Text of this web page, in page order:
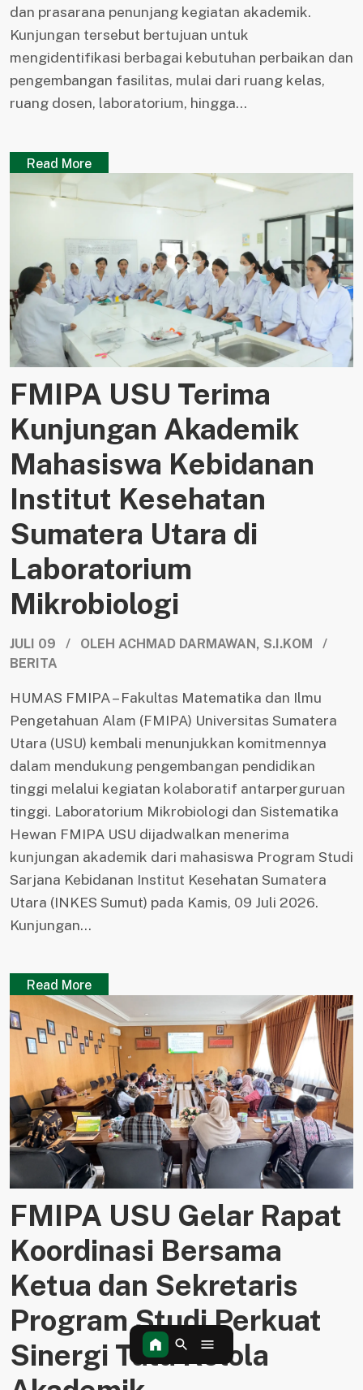
dan prasarana penunjang kegiatan akademik.
Kunjungan tersebut bertujuan untuk
mengidentifikasi berbagai kebutuhan perbaikan dan
pengembangan fasilitas, mulai dari ruang kelas,
ruang dosen, laboratorium, hingga...
Read More
FMIPA USU Terima
Kunjungan Akademik
Mahasiswa Kebidanan
Institut Kesehatan
Sumatera Utara di
Laboratorium
Mikrobiologi
JULI 09 / OLEH ACHMAD DARMAWAN, S.I.KOM /
BERITA
HUMAS FMIPA – Fakultas Matematika dan Ilmu
Pengetahuan Alam (FMIPA) Universitas Sumatera
Utara (USU) kembali menunjukkan komitmennya
dalam mendukung pengembangan pendidikan
tinggi melalui kegiatan kolaboratif antarperguruan
tinggi. Laboratorium Mikrobiologi dan Sistematika
Hewan FMIPA USU dijadwalkan menerima
kunjungan akademik dari mahasiswa Program Studi
Sarjana Kebidanan Institut Kesehatan Sumatera
Utara (INKES Sumut) pada Kamis, 09 Juli 2026.
Kunjungan...
Read More
FMIPA USU Gelar Rapat
Koordinasi Bersama
Ketua dan Sekretaris
Program Studi Perkuat
Sinergi Tata Kelola